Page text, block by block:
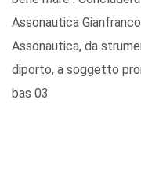
Assonautica
Assonautica, da
diporto, a soggetto
bas 03